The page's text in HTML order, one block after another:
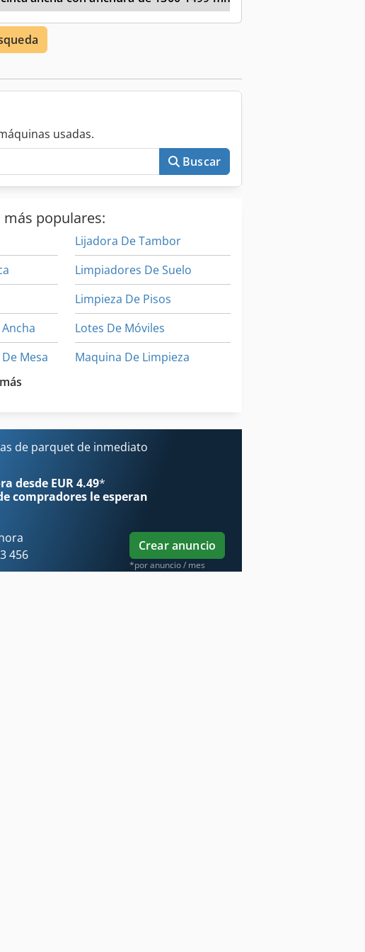
usadas.
Buscar
populares:
Mesa
Lijadora De Tambor
Limpiadores De Suelo
Limpieza De Pisos
Lotes De Móviles
Maquina De Limpieza
de parquet de inmediato
desde EUR 4.49*
compradores le esperan
456
Crear anuncio
*por anuncio / mes